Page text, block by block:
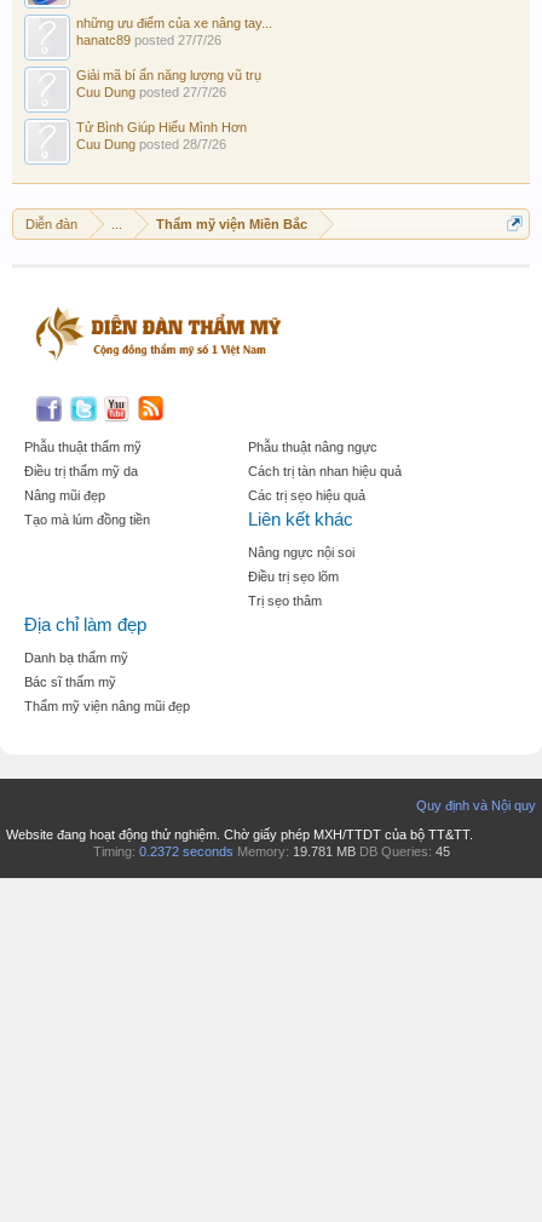
những ưu điểm của xe nâng tay...
hanatc89 posted 27/7/26
Giải mã bí ẩn năng lượng vũ trụ
Cuu Dung posted 27/7/26
Tử Bình Giúp Hiểu Mình Hơn
Cuu Dung posted 28/7/26
Diễn đàn Thẩm mỹ viện Miền Bắc
Phẫu thuật thẩm mỹ
Điều trị thẩm mỹ da
Nâng mũi đẹp
Tạo mà lúm đồng tiền
Phẫu thuật nâng ngực
Cách trị tàn nhan hiệu quả
Các trị sẹo hiệu quả
Liên kết khác
Nâng ngực nội soi
Điều trị sẹo lõm
Trị sẹo thâm
Địa chỉ làm đẹp
Danh bạ thẩm mỹ
Bác sĩ thẩm mỹ
Thẩm mỹ viện nâng mũi đẹp
Quy định và Nội quy
Website đang hoạt động thử nghiệm. Chờ giấy phép MXH/TTDT của bộ TT&TT.
Timing: 0.2372 seconds Memory: 19.781 MB DB Queries: 45